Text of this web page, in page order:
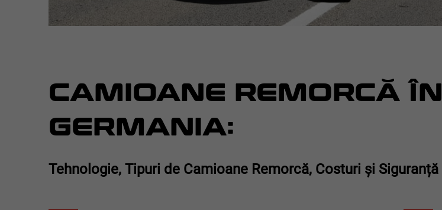
CAMIOANE REMORCĂ ÎN
GERMANIA:
Tehnologie, Tipuri de Camioane Remorcă, Costuri și Siguranță